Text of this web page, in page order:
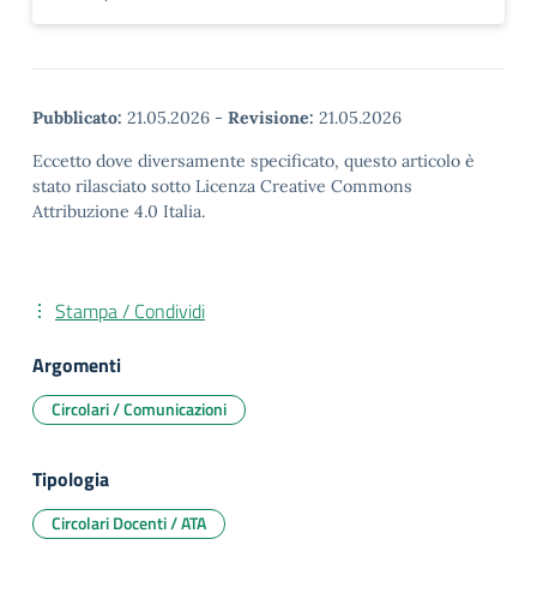
Pubblicato: 21.05.2026 - Revisione: 21.05.2026
Eccetto dove diversamente specificato, questo articolo è
stato rilasciato sotto Licenza Creative Commons
Attribuzione 4.0 Italia.
Stampa / Condividi
Argomenti
Circolari / Comunicazioni
Tipologia
Circolari Docenti / ATA